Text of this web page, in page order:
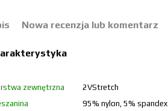
Nowa recenzja lub komentarz
zewnętrzna
2VStretch
95% nylon, 5% spandex